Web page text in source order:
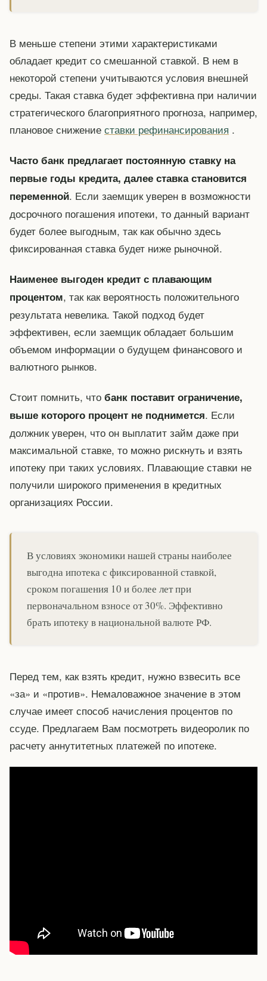
В меньше степени этими характеристиками
обладает кредит со смешанной ставкой. В нем в
некоторой степени учитываются условия внешней
среды. Такая ставка будет эффективна при наличии
стратегического благоприятного прогноза, например,
плановое снижение ставки рефинансирования .
Часто банк предлагает постоянную ставку на
первые годы кредита, далее ставка становится
переменной. Если заемщик уверен в возможности
досрочного погашения ипотеки, то данный вариант
будет более выгодным, так как обычно здесь
фиксированная ставка будет ниже рыночной.
Наименее выгоден кредит с плавающим
процентом, так как вероятность положительного
результата невелика. Такой подход будет
эффективен, если заемщик обладает большим
объемом информации о будущем финансового и
валютного рынков.
Стоит помнить, что банк поставит ограничение,
выше которого процент не поднимется. Если
должник уверен, что он выплатит займ даже при
максимальной ставке, то можно рискнуть и взять
ипотеку при таких условиях. Плавающие ставки не
получили широкого применения в кредитных
организациях России.
В условиях экономики нашей страны наиболее
выгодна ипотека с фиксированной ставкой,
сроком погашения 10 и более лет при
первоначальном взносе от 30%. Эффективно
брать ипотеку в национальной валюте РФ.
Перед тем, как взять кредит, нужно взвесить все
«за» и «против». Немаловажное значение в этом
случае имеет способ начисления процентов по
ссуде. Предлагаем Вам посмотреть видеоролик по
расчету аннутитетных платежей по ипотеке.